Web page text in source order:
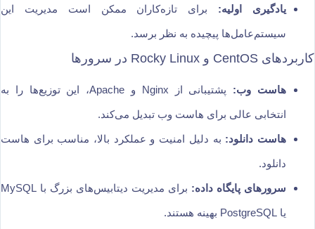
یادگیری اولیه: برای تازه‌کاران ممکن است مدیریت این
سیستم‌عامل‌ها پیچیده به نظر برسد.
کاربردهای CentOS و Rocky Linux در سرورها
هاست وب: پشتیبانی از Nginx و Apache، این توزیع‌ها را به
انتخابی عالی برای هاست وب تبدیل می‌کند.
هاست دانلود: به دلیل امنیت و عملکرد بالا، مناسب برای هاست
دانلود.
سرورهای پایگاه داده: برای مدیریت دیتابیس‌های بزرگ با MySQL
یا PostgreSQL بهینه هستند.